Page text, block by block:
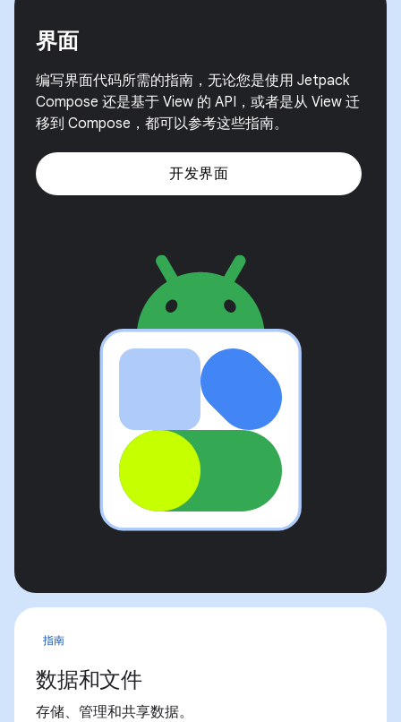
界面
编写界面代码所需的指南，无论您是使用 Jetpack
Compose 还是基于 View 的 API，或者是从 View 迁
移到 Compose，都可以参考这些指南。
开发界面
指南
数据和文件
存储、管理和共享数据。